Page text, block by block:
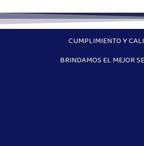
CUMPLIMIENTO Y
BRINDAMOS EL MEJOR